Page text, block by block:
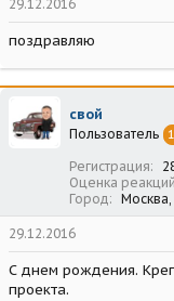
29.12.2016
поздравляю
свой
Пользователь
Регистрация
Оценка реакций
Город
29.12.2016
С днем рождения.
проекта.